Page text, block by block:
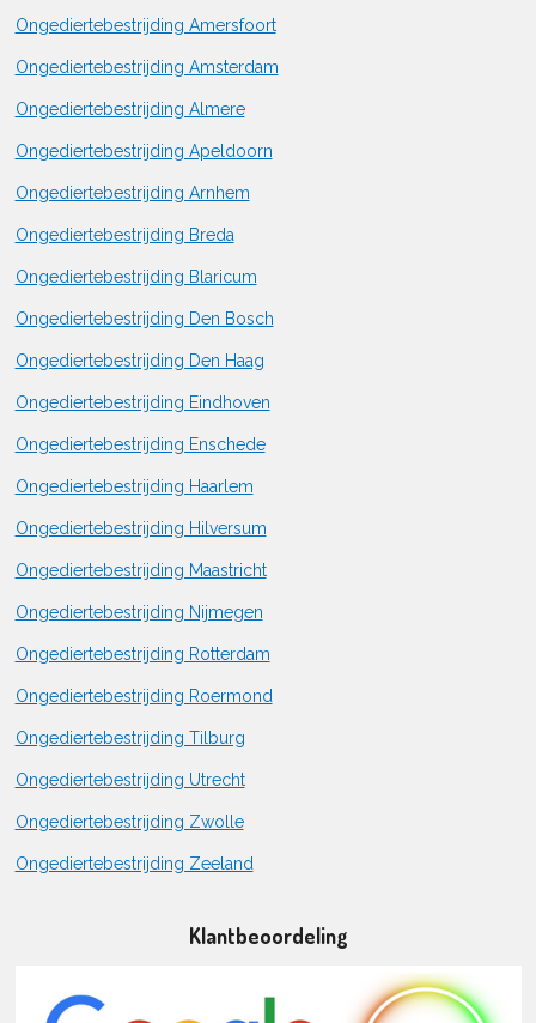
Ongediertebestrijding Amersfoort
Ongediertebestrijding Amsterdam
Ongediertebestrijding Almere
Ongediertebestrijding Apeldoorn
Ongediertebestrijding Arnhem
Ongediertebestrijding Breda
Ongediertebestrijding Blaricum
Ongediertebestrijding Den Bosch
Ongediertebestrijding Den Haag
Ongediertebestrijding Eindhoven
Ongediertebestrijding Enschede
Ongediertebestrijding Haarlem
Ongediertebestrijding Hilversum
Ongediertebestrijding Maastricht
Ongediertebestrijding Nijmegen
Ongediertebestrijding Rotterdam
Ongediertebestrijding Roermond
Ongediertebestrijding Tilburg
Ongediertebestrijding Utrecht
Ongediertebestrijding Zwolle
Ongediertebestrijding Zeeland
Klantbeoordeling